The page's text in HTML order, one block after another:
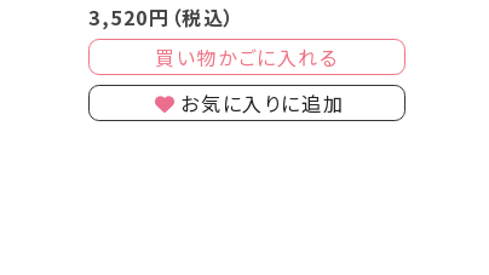
3,520円（税込）
買い物かごに入れる
お気に入りに追加